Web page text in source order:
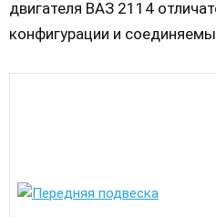
двигателя ВАЗ 2114
конфигурации и